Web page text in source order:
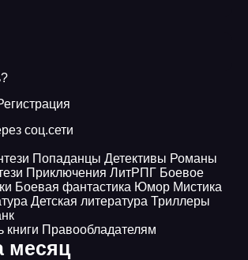
соц.сети
Попаданцы Детективы Романы
Приключения ЛитРПГ Боевое
Боевая фантастика Юмор Мистика
Детская литература Триллеры
книги Правообладателям
месяц